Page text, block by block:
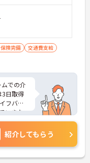
険完備
交通費支給
での介
3日取得
フバラ
いきな
勤務に
る事が
トな
お気軽
紹介してもらう